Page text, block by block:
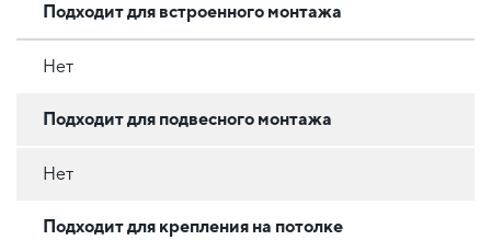
Подходит для встроенного монтажа
Нет
Подходит для подвесного монтажа
Нет
Подходит для крепления на потолке